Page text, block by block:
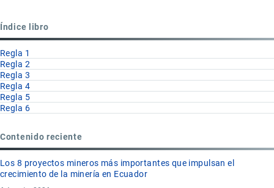
4
Índice libro
Regla 1
Regla 2
Regla 3
Regla 4
Regla 5
Regla 6
Contenido reciente
Los 8 proyectos mineros más importantes que impulsan el
crecimiento de la minería en Ecuador